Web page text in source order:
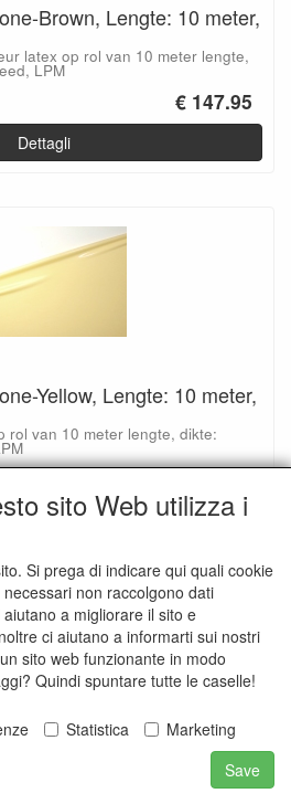
Brown, Lengte: 10 meter,
latex op rol van 10 meter lengte,
LPM
€ 147.95
Dettagli
Yellow, Lengte: 10 meter,
rol van 10 meter lengte, dikte:
Dettaglisito Web utilizza i
Si prega di indicare qui quali cookie
non raccolgono dati
a migliorare il sito e
ci aiutano a informarti sui nostri
sito web funzionante in modo
Quindi spuntare tutte le caselle!
Statistica
Marketing
Save